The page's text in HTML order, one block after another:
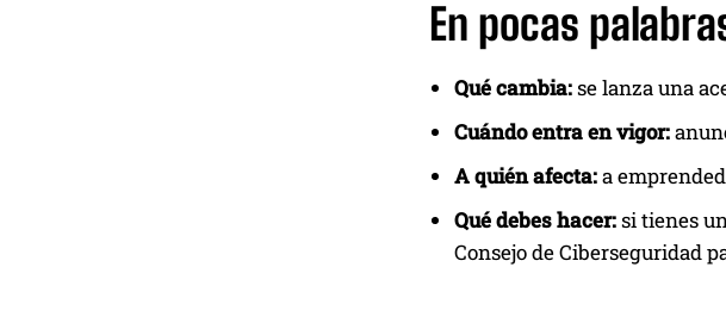
En pocas
Qué cambia:se lanza una
Cuándo entra en vigor:
A quién afecta:a
Qué debes hacer:si tienes
Consejo de Ciberseguridad